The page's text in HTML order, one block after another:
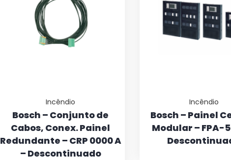
Incêndio
Bosch – Conjunto de
Cabos, Conex. Painel
Redundante – CRP 0000 A
– Descontinuado
Incêndio
Bosch – Painel
Modular – FPA-